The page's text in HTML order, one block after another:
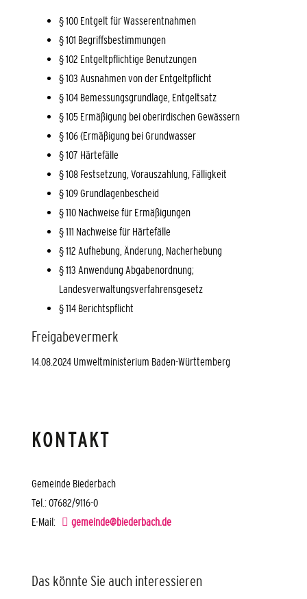
§ 100 Entgelt für Wasserentnahmen
§ 101 Begriffsbestimmungen
§ 102 Entgeltpflichtige Benutzungen
§ 103 Ausnahmen von der Entgeltpflicht
§ 104 Bemessungsgrundlage, Entgeltsatz
§ 105 Ermäßigung bei oberirdischen Gewässern
§ 106 (Ermäßigung bei Grundwasser
§ 107 Härtefälle
§ 108 Festsetzung, Vorauszahlung, Fälligkeit
§ 109 Grundlagenbescheid
§ 110 Nachweise für Ermäßigungen
§ 111 Nachweise für Härtefälle
§ 112 Aufhebung, Änderung, Nacherhebung
§ 113 Anwendung Abgabenordnung;
Landesverwaltungsverfahrensgesetz
§ 114 Berichtspflicht
Freigabevermerk
14.08.2024 Umweltministerium Baden-Württemberg
KONTAKT
Gemeinde Biederbach
Tel.: 07682/9116-0
E-Mail:
gemeinde@biederbach.de
Das könnte Sie auch interessieren